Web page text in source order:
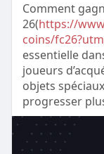
Comment
26(https://
coins/
essentielle
joueurs
objets
progresser